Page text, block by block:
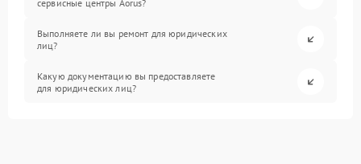
сервисные центры Aorus?
Выполняете ли вы ремонт для юридических
лиц?
Какую документацию вы предоставляете
для юридических лиц?